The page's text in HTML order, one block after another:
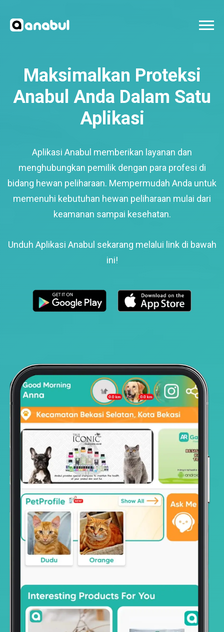
Maksimalkan Proteksi
Anabul Anda Dalam Satu
Aplikasi
Aplikasi Anabul memberikan layanan dan
menghubungkan pemilik dengan para profesi di
bidang hewan peliharaan. Mempermudah Anda untuk
memenuhi kebutuhan hewan peliharaan mulai dari
keamanan sampai kesehatan.
Unduh Aplikasi Anabul sekarang melalui link di bawah
ini!